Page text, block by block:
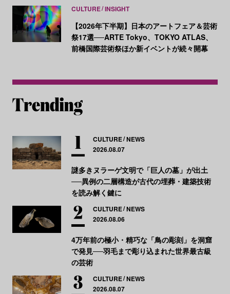
CULTURE INSIGHT
【2026年下半期】日本のアートフェア＆芸術
祭17選──ARTE Tokyo、TOKYO ATLAS、
前橋国際芸術祭ほか新イベントが続々開幕
CULTURE NEWS
2026.08.07
謎多きヌラーゲ文明で「巨人の墓」が出土
──異例の二層構造が古代の埋葬・建築技術
を読み解く鍵に
CULTURE NEWS
2026.08.06
4万年前の極小・精巧な「鳥の彫刻」を洞窟
で発見──羽毛まで彫り込まれた世界最古級
の芸術
CULTURE NEWS
2026.08.07